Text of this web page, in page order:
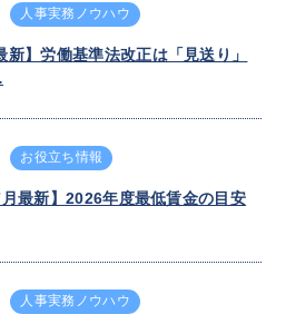
人事実務ノウハウ
新】労働基準法改正は「見送り」
お役立ち情報
月最新】2026年度最低賃金の目安
人事実務ノウハウ